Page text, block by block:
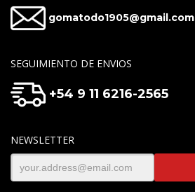
gomatodo1905@gmail.com
SEGUIMIENTO DE ENVIOS
+54 9 11 6216-2565
NEWSLETTER